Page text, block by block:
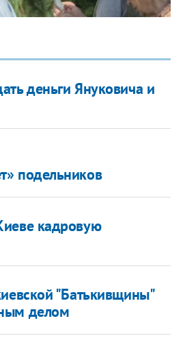
деньги Януковича и
подельников
кадровую
"Батькивщины"
делом